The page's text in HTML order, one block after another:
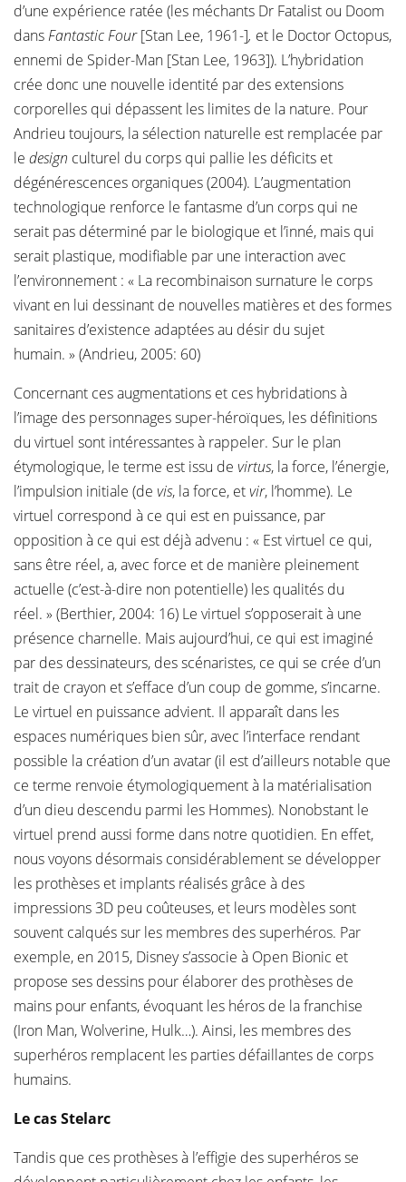
d’une expérience ratée (les méchants Dr Fatalist ou Doom
dansFantastic Four[Stan Lee, 1961-], et le Doctor Octopus,
ennemi de Spider-Man [Stan Lee, 1963]). L’hybridation
crée donc une nouvelle identité par des extensions
corporelles qui dépassent les limites de la nature. Pour
Andrieu toujours, la sélection naturelle est remplacée par
le design culturel du corps qui pallie les déficits et
dégénérescences organiques (2004). L’augmentation
technologique renforce le fantasme d’un corps qui ne
serait pas déterminé par le biologique et l’inné, mais qui
serait plastique, modifiable par une interaction avec
l’environnement : « La recombinaison surnature le corps
vivant en lui dessinant de nouvelles matières et des formes
sanitaires d’existence adaptées au désir du sujet
humain. » (Andrieu, 2005: 60)
Concernant ces augmentations et ces hybridations à
l’image des personnages super-héroïques, les définitions
du virtuel sont intéressantes à rappeler. Sur le plan
étymologique, le terme est issu de virtus, la force, l’énergie,
l’impulsion initiale (de vis, la force, etvir, l’homme). Le
virtuel correspond à ce qui est en puissance, par
opposition à ce qui est déjà advenu : « Est virtuel ce qui,
sans être réel, a, avec force et de manière pleinement
actuelle (c’est-à-dire non potentielle) les qualités du
réel. » (Berthier, 2004: 16) Le virtuel s’opposerait à une
présence charnelle. Mais aujourd’hui, ce qui est imaginé
par des dessinateurs, des scénaristes, ce qui se crée d’un
trait de crayon et s’efface d’un coup de gomme, s’incarne.
Le virtuel en puissance advient. Il apparaît dans les
espaces numériques bien sûr, avec l’interface rendant
possible la création d’un avatar (il est d’ailleurs notable que
ce terme renvoie étymologiquement à la matérialisation
d’un dieu descendu parmi les Hommes). Nonobstant le
virtuel prend aussi forme dans notre quotidien. En effet,
nous voyons désormais considérablement se développer
les prothèses et implants réalisés grâce à des
impressions 3D peu coûteuses, et leurs modèles sont
souvent calqués sur les membres des superhéros. Par
exemple, en 2015, Disney s’associe à Open Bionic et
propose ses dessins pour élaborer des prothèses de
mains pour enfants, évoquant les héros de la franchise
(Iron Man, Wolverine, Hulk…). Ainsi, les membres des
superhéros remplacent les parties défaillantes de corps
humains.
Le cas Stelarc
Tandis que ces prothèses à l’effigie des superhéros se